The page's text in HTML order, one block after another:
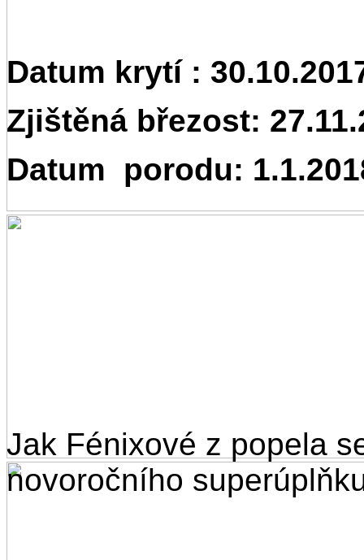
Datum krytí :
Zjištěná březost:
Datum porodu:
Jak Fénixové z popela
novoročního